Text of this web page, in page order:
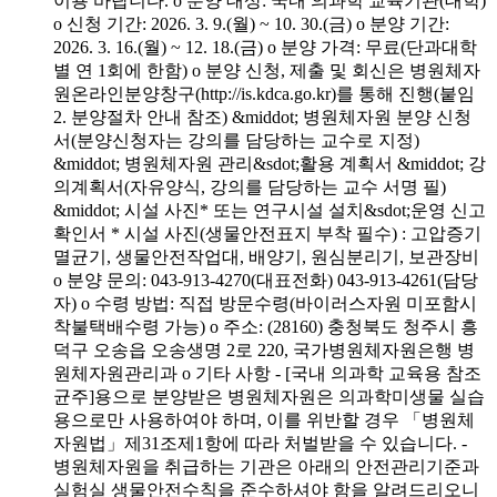
o 신청 기간: 2026. 3. 9.(월) ~ 10. 30.(금) o 분양 기간:
2026. 3. 16.(월) ~ 12. 18.(금) o 분양 가격: 무료(단과대학
별 연 1회에 한함) o 분양 신청, 제출 및 회신은 병원체자
원온라인분양창구(http://is.kdca.go.kr)를 통해 진행(붙임
2. 분양절차 안내 참조) &middot; 병원체자원 분양 신청
서(분양신청자는 강의를 담당하는 교수로 지정)
&middot; 병원체자원 관리&sdot;활용 계획서 &middot; 강
의계획서(자유양식, 강의를 담당하는 교수 서명 필)
&middot; 시설 사진* 또는 연구시설 설치&sdot;운영 신고
확인서 * 시설 사진(생물안전표지 부착 필수) : 고압증기
멸균기, 생물안전작업대, 배양기, 원심분리기, 보관장비
o 분양 문의: 043-913-4270(대표전화) 043-913-4261(담당
자) o 수령 방법: 직접 방문수령(바이러스자원 미포함시
착불택배수령 가능) o 주소: (28160) 충청북도 청주시 흥
덕구 오송읍 오송생명 2로 220, 국가병원체자원은행 병
원체자원관리과 o 기타 사항 - [국내 의과학 교육용 참조
균주]용으로 분양받은 병원체자원은 의과학미생물 실습
용으로만 사용하여야 하며, 이를 위반할 경우 「병원체
자원법」제31조제1항에 따라 처벌받을 수 있습니다. -
병원체자원을 취급하는 기관은 아래의 안전관리기준과
실험실 생물안전수칙을 준수하셔야 함을 알려드리오니